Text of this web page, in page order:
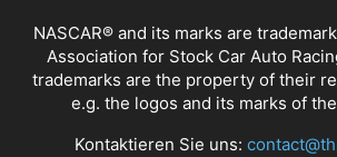
NASCAR® and its marks are
Association for Stock Car Auto
trademarks are the property of their
e.g. the logos and its marks of
Kontaktieren Sie uns: